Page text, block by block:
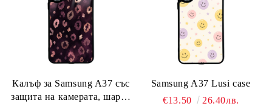
Калъф за Samsung A37 със
защита на камерата, шарен
Samsung A37 Lusi case
€13.50
26.40лв.